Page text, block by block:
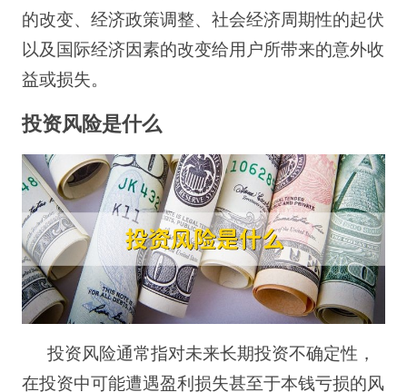
的改变、经济政策调整、社会经济周期性的起伏
以及国际经济因素的改变给用户所带来的意外收
益或损失。
投资风险是什么
投资风险通常指对未来长期投资不确定性，
在投资中可能遭遇盈利损失甚至于本钱亏损的风